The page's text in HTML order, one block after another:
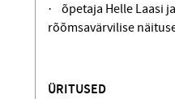
·
õpetaja Helle Laasi
rõõmsavärvilise
ÜRITUSED